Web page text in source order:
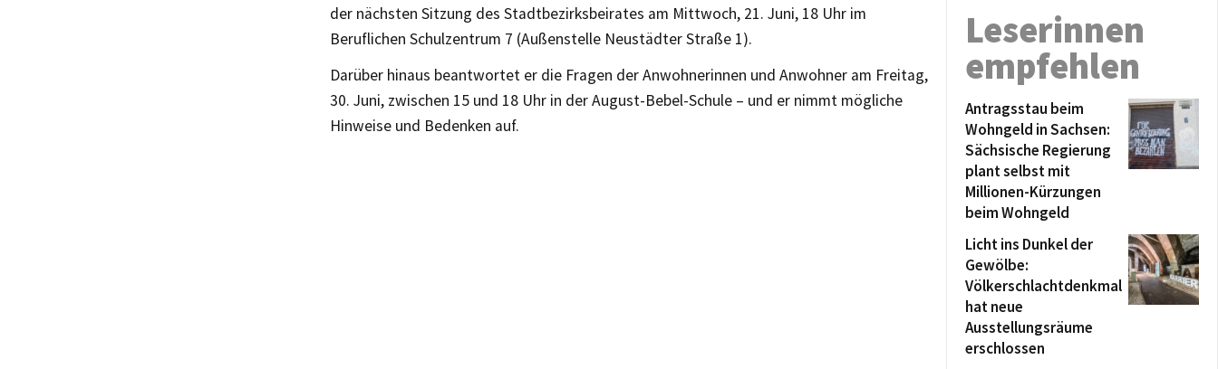
der nächsten Sitzung des Stadtbezirksbeirates am Mittwoch, 21. Juni, 18 Uhr im
Beruflichen Schulzentrum 7 (Außenstelle Neustädter Straße 1).
Darüber hinaus beantwortet er die Fragen der Anwohnerinnen und Anwohner am Freitag,
30. Juni, zwischen 15 und 18 Uhr in der August-Bebel-Schule – und er nimmt mögliche
Hinweise und Bedenken auf.
Leserinnen
empfehlen
Antragsstau beim
Wohngeld in Sachsen:
Sächsische Regierung
plant selbst mit
Millionen-Kürzungen
beim Wohngeld
Licht ins Dunkel der
Gewölbe:
Völkerschlachtdenkmal
hat neue
Ausstellungsräume
erschlossen